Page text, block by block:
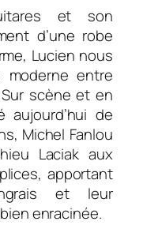
et son
d’une robe
Lucien nous
entre
scène et en
de
Michel Fanlou
Laciak aux
apportant
et leur
enracinée.